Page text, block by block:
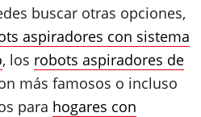
buscar otras opciones,
aspiradores con sistema
, los robots aspiradores de
más famosos o incluso
para hogares con